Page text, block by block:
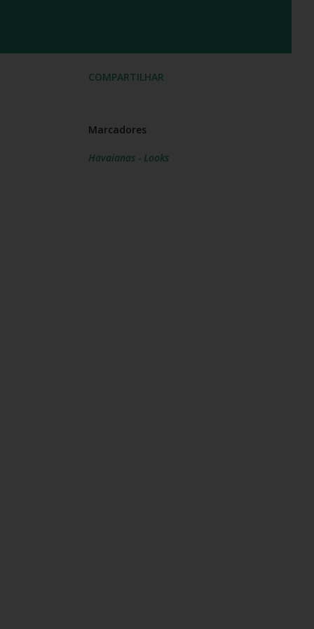
COMPARTILHAR
Marcadores
Havaianas - Looks